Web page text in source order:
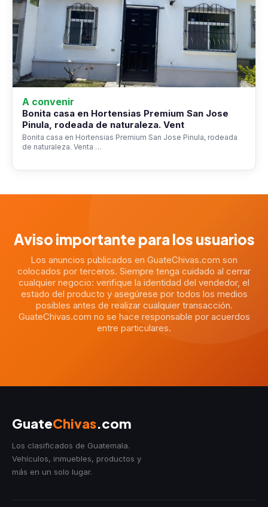
A convenir
Bonita casa en Hortensias Premium San Jose
Pinula, rodeada de naturaleza. Vent
Bonita casa en Hortensias Premium San Jose Pinula, rodeada
de naturaleza. Venta …
Aviso importante para los usuarios
Los anuncios publicados en GuateChivas.com son
colocados por terceros. Siempre tenga cuidado al cerrar
cualquier negocio: verifique la identidad del vendedor, el
estado del producto y asegúrese por todos los medios
posibles antes de realizar cualquier transacción.
GuateChivas.com no se hace responsable por acuerdos
entre particulares.
GuateChivas.com
Los clasificados de Guatemala.
Vehículos, inmuebles, productos y
más en un solo lugar.